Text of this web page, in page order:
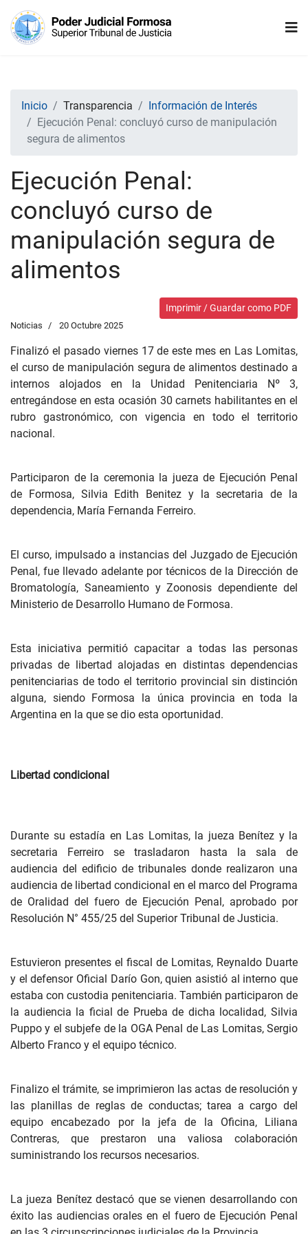
Inicio Transparencia
Información de Interés
Ejecución Penal: concluyó curso de manipulación
segura de alimentos
Ejecución Penal:
concluyó curso de
manipulación segura de
alimentos
Imprimir / Guardar como PDF
Noticias 20 Octubre 2025
Finalizó el pasado viernes 17 de este mes en Las Lomitas,
el curso de manipulación segura de alimentos destinado a
internos alojados en la Unidad Penitenciaria Nº 3,
entregándose en esta ocasión 30 carnets habilitantes en el
rubro gastronómico, con vigencia en todo el territorio
nacional.
Participaron de la ceremonia la jueza de Ejecución Penal
de Formosa, Silvia Edith Benitez y la secretaria de la
dependencia, María Fernanda Ferreiro.
El curso, impulsado a instancias del Juzgado de Ejecución
Penal, fue llevado adelante por técnicos de la Dirección de
Bromatología, Saneamiento y Zoonosis dependiente del
Ministerio de Desarrollo Humano de Formosa.
Esta iniciativa permitió capacitar a todas las personas
privadas de libertad alojadas en distintas dependencias
penitenciarias de todo el territorio provincial sin distinción
alguna, siendo Formosa la única provincia en toda la
Argentina en la que se dio esta oportunidad.
Libertad condicional
Durante su estadía en Las Lomitas, la jueza Benítez y la
secretaria Ferreiro se trasladaron hasta la sala de
audiencia del edificio de tribunales donde realizaron una
audiencia de libertad condicional en el marco del Programa
de Oralidad del fuero de Ejecución Penal, aprobado por
Resolución N° 455/25 del Superior Tribunal de Justicia.
Estuvieron presentes el fiscal de Lomitas, Reynaldo Duarte
y el defensor Oficial Darío Gon, quien asistió al interno que
estaba con custodia penitenciaria. También participaron de
la audiencia la ficial de Prueba de dicha localidad, Silvia
Puppo y el subjefe de la OGA Penal de Las Lomitas, Sergio
Alberto Franco y el equipo técnico.
Finalizo el trámite, se imprimieron las actas de resolución y
las planillas de reglas de conductas; tarea a cargo del
equipo encabezado por la jefa de la Oficina, Liliana
Contreras, que prestaron una valiosa colaboración
suministrando los recursos necesarios.
La jueza Benítez destacó que se vienen desarrollando con
éxito las audiencias orales en el fuero de Ejecución Penal